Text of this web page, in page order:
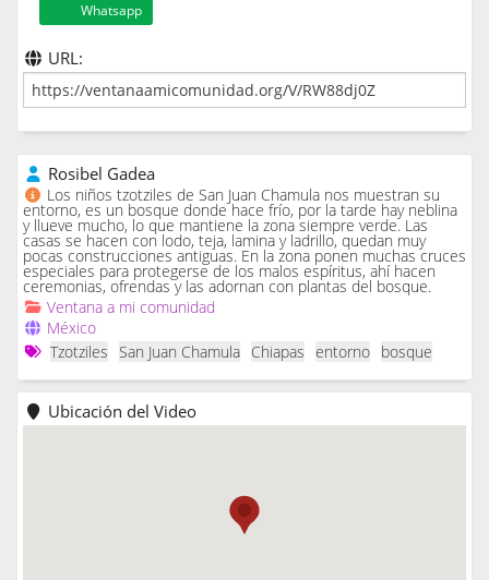
Whatsapp
URL:
Rosibel Gadea
Los niños tzotziles de San Juan Chamula nos muestran su
entorno, es un bosque donde hace frío, por la tarde hay neblina
y llueve mucho, lo que mantiene la zona siempre verde. Las
casas se hacen con lodo, teja, lamina y ladrillo, quedan muy
pocas construcciones antiguas. En la zona ponen muchas cruces
especiales para protegerse de los malos espíritus, ahí hacen
ceremonias, ofrendas y las adornan con plantas del bosque.
Ventana a mi comunidad
México
Tzotziles
San Juan Chamula Chiapas entorno bosque
Ubicación del Video